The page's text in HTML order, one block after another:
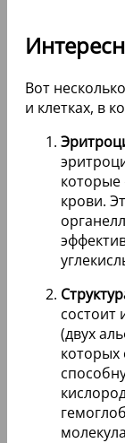
Вот
и клетках, в
которые
крови.
состоит
(двух
которых